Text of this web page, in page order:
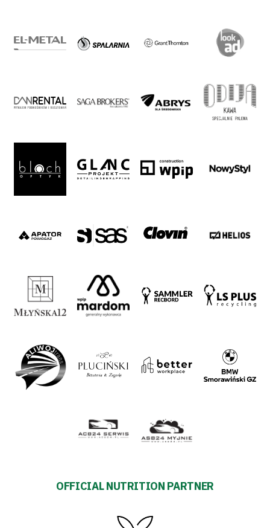
TV
Business
Shop
Privacy
Regulations
Development
Plan
27
ESG
Warta’s
OFFICIAL NUTRITION PARTNER